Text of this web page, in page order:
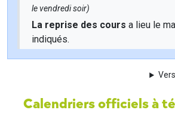
le vendredi soir)
La reprise des cours a lieu le
indiqués.
Calendriers officiels à